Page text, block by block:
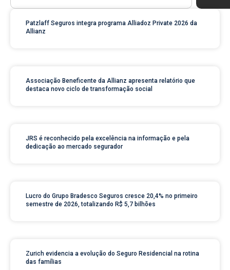
Patzlaff Seguros integra programa Alliadoz Private 2026 da
Allianz
Associação Beneficente da Allianz apresenta relatório que
destaca novo ciclo de transformação social
JRS é reconhecido pela excelência na informação e pela
dedicação ao mercado segurador
Lucro do Grupo Bradesco Seguros cresce 20,4% no primeiro
semestre de 2026, totalizando R$ 5,7 bilhões
Zurich evidencia a evolução do Seguro Residencial na rotina
das famílias